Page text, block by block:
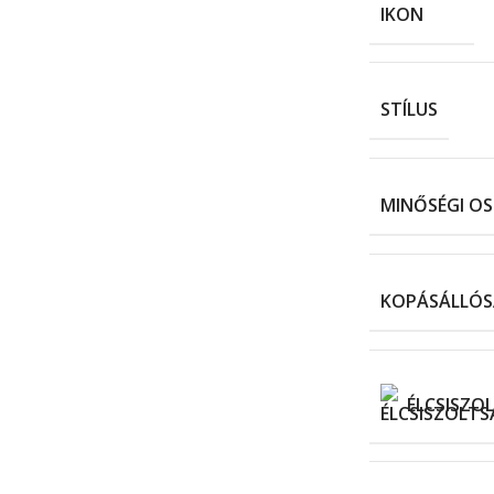
STÍLUS
MINŐSÉGI